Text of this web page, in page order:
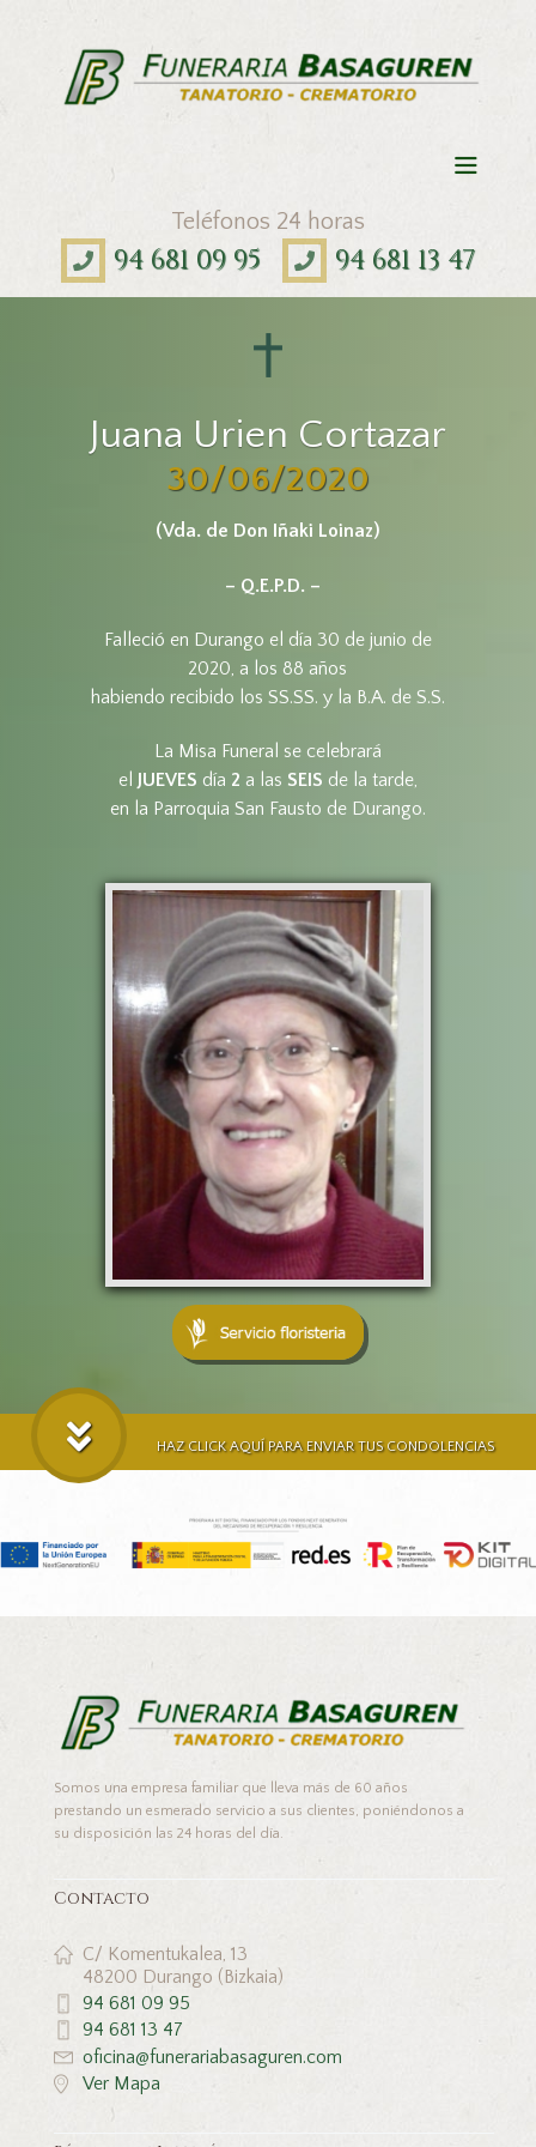
Teléfonos 24 horas
94 681 09 95 94 681 13 47
Juana Urien Cortazar
30/06/2020
(Vda. de Don Iñaki Loinaz)
– Q.E.P.D. –
Falleció en Durango el día 30 de junio de
2020, a los 88 años
habiendo recibido los SS.SS. y la B.A. de S.S.
La Misa Funeral se celebrará
el JUEVES día 2 a las SEIS de la tarde,
en la Parroquia San Fausto de Durango.
HAZ CLICK AQUÍ PARA ENVIAR TUS CONDOLENCIAS
Somos una empresa familiar que lleva más de 60 años
prestando un esmerado servicio a sus clientes, poniéndonos a
su disposición las 24 horas del día.
Contacto
C/ Komentukalea, 13
48200 Durango (Bizkaia)
94 681 09 95
94 681 13 47
oficina@funerariabasaguren.com
Ver Mapa